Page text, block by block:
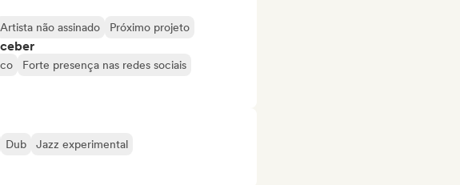
Artista não assinado Próximo projeto
Forte presença nas redes sociais
Dub
Jazz experimental